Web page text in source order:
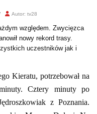
Autor: tv28
względem. Zwycięzca
nowy rekord trasy.
uczestników jak i
Kieratu, potrzebował na
Cztery minuty po
z Poznania.